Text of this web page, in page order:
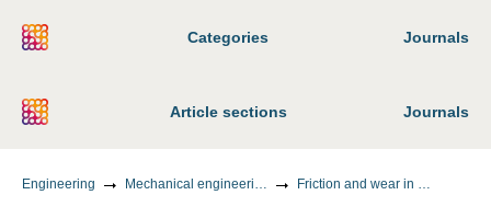
Categories Journals
Article sections Journals
Engineering Mechanical engineering Friction and wear in machines